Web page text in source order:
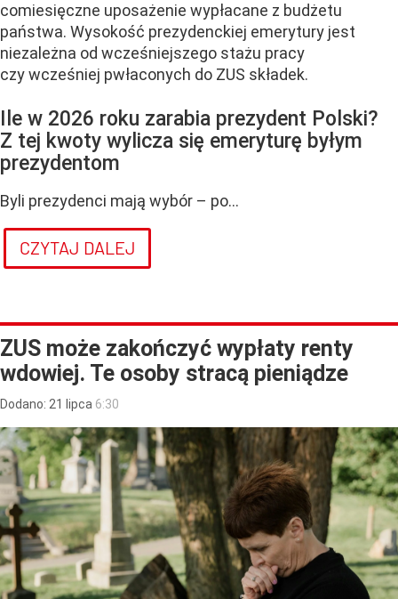
comiesięczne uposażenie wypłacane z budżetu
państwa. Wysokość prezydenckiej emerytury jest
niezależna od wcześniejszego stażu pracy
czy wcześniej pwłaconych do ZUS składek.
Ile w 2026 roku zarabia prezydent Polski?
Z tej kwoty wylicza się emeryturę byłym
prezydentom
Byli prezydenci mają wybór – po...
CZYTAJ DALEJ
ZUS może zakończyć wypłaty renty
wdowiej. Te osoby stracą pieniądze
Dodano: 21 lipca 6:30